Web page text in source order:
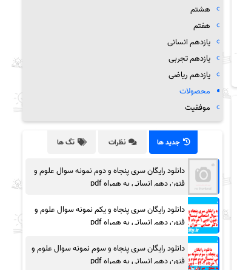
هشتم
هفتم
یازدهم انسانی
یازدهم تجربی
یازدهم ریاضی
محصولات
موفقیت
جدید ها نظرات تگ ها
دانلود رایگان سری پنجاه و دوم نمونه سوال علوم و
فنون دهم انسانی به همراه pdf
دانلود رایگان سری پنجاه و یکم نمونه سوال علوم و
فنون دهم انسانی به همراه pdf
دانلود رایگان سری پنجاه و سوم نمونه سوال علوم و
فنون دهم انسانی به همراه pdf